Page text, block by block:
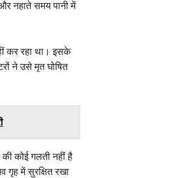
नहाते समय पानी में
कर रहा था। इसके
ने उसे मृत घोषित
कोई गलती नहीं है
गृह में सुरक्षित रखा